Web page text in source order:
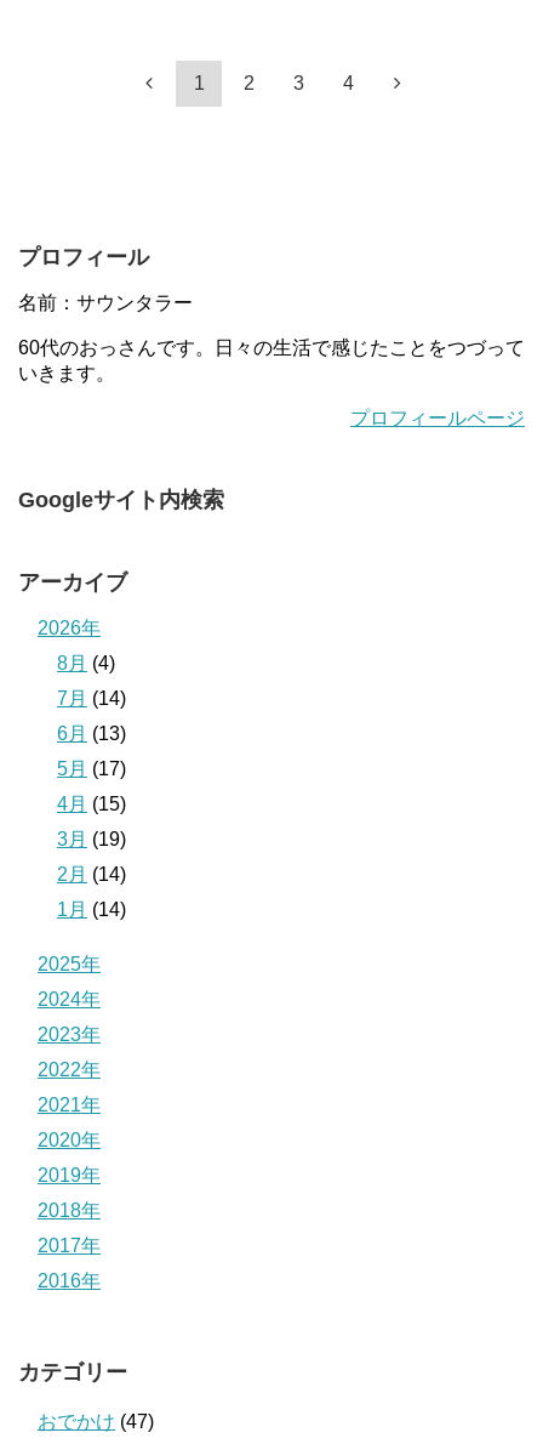
1 2 3 4
プロフィール
名前：サウンタラー
60代のおっさんです。日々の生活で感じたことをつづって
いきます。
プロフィールページ
Googleサイト内検索
アーカイブ
2026年
8月 (4)
7月 (14)
6月 (13)
5月 (17)
4月 (15)
3月 (19)
2月 (14)
1月 (14)
2025年
2024年
2023年
2022年
2021年
2020年
2019年
2018年
2017年
2016年
カテゴリー
おでかけ (47)